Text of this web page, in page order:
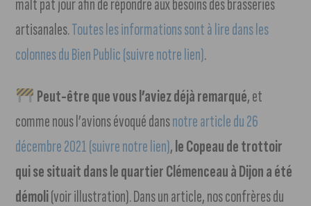
malt pat jour afin de répondre aux besoins des brasseries
artisanales.Toutes les informations sont à lire dans les
colonnes du Bien Public (suivre notre lien).
Peut-être que vous l’aviez déjà remarqué, et
comme nous l’avions évoqué dansnotre article du 26
décembre 2021 (suivre notre lien),le Copeau de trottoir
qui se situait dans le quartier Clémenceau à Dijon a été
démoli(voir illustration). Dans un article, nos confrères du